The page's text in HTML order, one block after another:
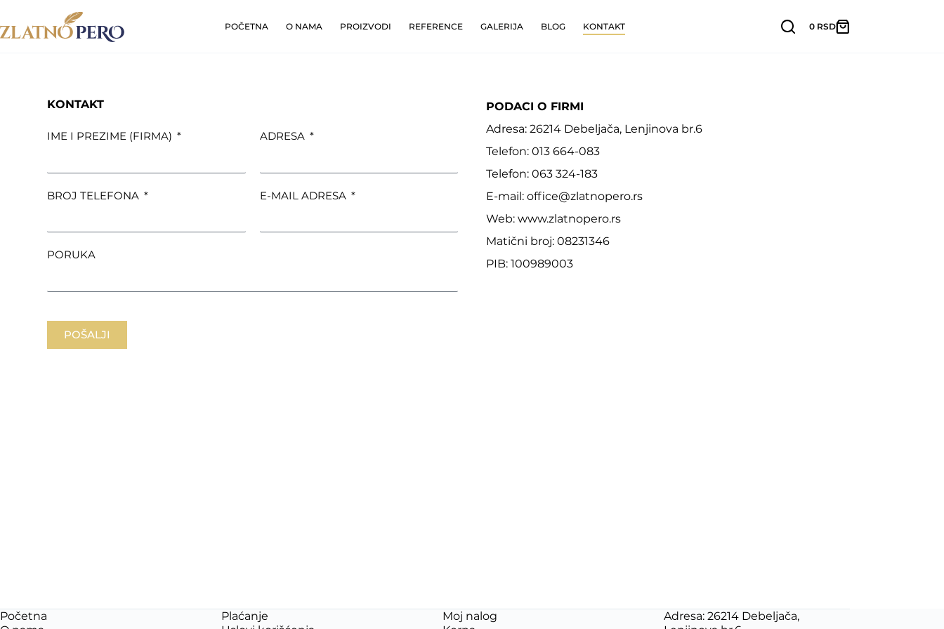
POČETNA O NAMA PROIZVODI REFERENCE GALERIJA BLOG KONTAKT 0 RSD
KONTAKT
IME I PREZIME (FIRMA) ADRESA
BROJ TELEFONA E-MAIL ADRESA
PORUKA
POŠALJI
PODACI O FIRMI
Adresa: 26214 Debeljača, Lenjinova br.6
Telefon: 013 664-083
Telefon: 063 324-183
E-mail: office@zlatnopero.rs
Web: www.zlatnopero.rs
Matični broj: 08231346
PIB: 100989003
Početna
Plaćanje
Moj nalog
Adresa: 26214 Debeljača,